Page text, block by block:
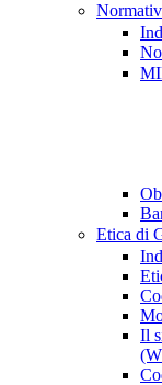
Etica di
Il